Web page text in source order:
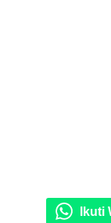
Ikuti